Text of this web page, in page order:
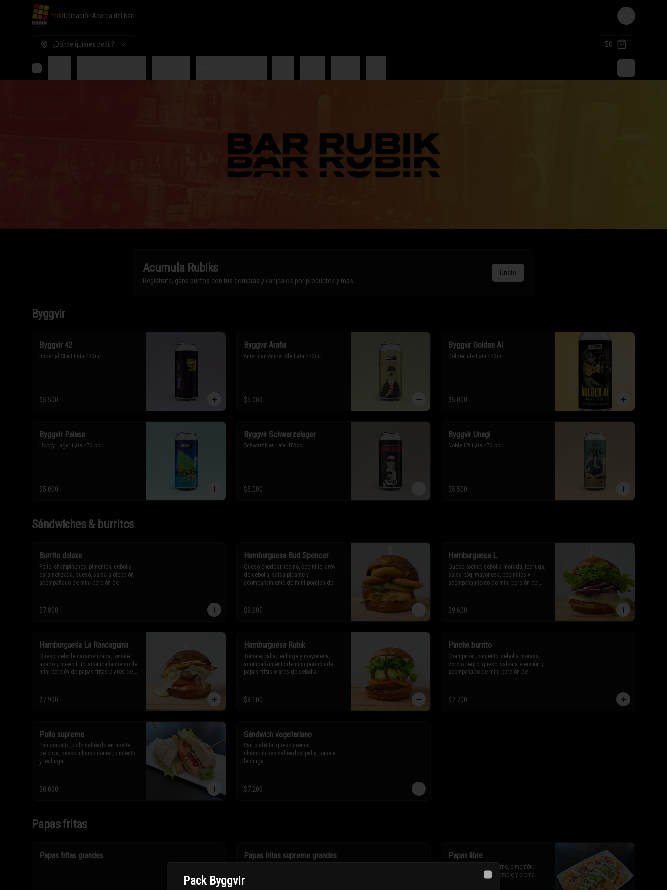
PedirUbicaciónAcerca del bar
Login
¿Dónde quieres pedir? $0
Acumula Rubiks
Regístrate, gana puntos con tus compras y canjealos por productos y más
Únete
Byggvir
Byggvir 42
Imperial Stout Lata 473cc
$5.500
Byggvir Araña
American Amber Ale Lata 473cc
$5.000
Byggvir Golden AI
Golden ale Lata 473cc
$5.000
Byggvir Palase
Hoppy Lager Lata 473 cc
$5.000
Byggvir Schwarzelager
Schwarzbier Lata 473cc
$5.000
Byggvir Unagi
Doble IPA Lata 473 cc
$5.500
Sándwiches & burritos
Burrito deluxe
Pollo, champiñones, pimentón, cebolla
caramelizada, queso, salsa a elección,
acompañado de mini porción de
* Los ingredientes no son
$7.800
Hamburguesa Bud Spencer
Queso cheddar, tocino, pepinillo, aros
de cebolla, salsa picante y
acompañamiento de mini porción de
* Los ingredientes no son
intercambiables. Sólo puedes solicitar
$9.600
Hamburguesa L
Queso, tocino, cebolla morada, lechuga,
salsa bbq, mayonesa, pepinillos y
acompañamiento de mini porción de
* Los ingredientes no son
intercambiables. Sólo puedes solicitar
$9.600
Hamburguesa La Rancaguina
Queso, cebolla caramelizada, tomate
asado y huevo frito, acompañamiento de
mini porción de papas fritas o aros de
* Los ingredientes no son
intercambiables. Sólo puedes solicitar
$7.900
Hamburguesa Rubik
Tomate, palta, lechuga y mayonesa,
acompañamiento de mini porción de
papas fritas o aros de cebolla.
* Los ingredientes no son
intercambiables. Sólo puedes solicitar
$8.100
Pinche burrito
Champiñón, pimiento, cebolla morada,
poroto negro, queso, salsa a elección y
acompañado de mini porción de
$7.700
Pollo supreme
Pan ciabatta, pollo salteado en aceite
de oliva, queso, champiñones, pimiento
y lechuga.
* Los ingredientes no son
intercambiables. Sólo puedes solicitar
$8.000
Sándwich vegetariano
Pan ciabatta, queso crema,
champiñones salteados, palta, tomate,
lechuga.
intercambiables. Sólo puedes solicitar
eliminar un ingrediente.
$7.200
Papas fritas
Papas fritas grandes Papas fritas supreme grandes Papas libre
Papas fritas, pollo, carne, pimentón,
queso fundido, guacamole y crema
Pack Byggvir